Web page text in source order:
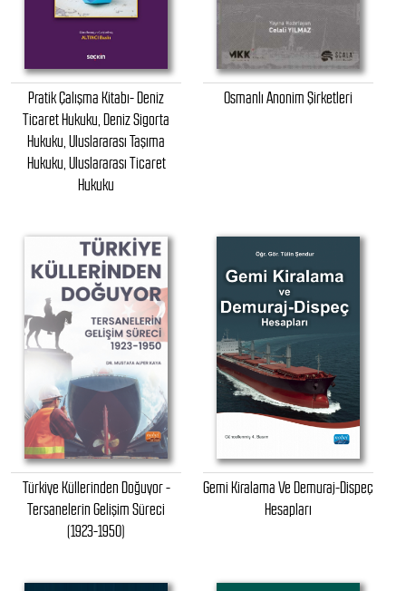
Pratik Çalışma Kitabı- Deniz
Ticaret Hukuku, Deniz Sigorta
Hukuku, Uluslararası Taşıma
Hukuku, Uluslararası Ticaret
Hukuku
Osmanlı Anonim Şirketleri
Türkiye Küllerinden Doğuyor -
Tersanelerin Gelişim Süreci
(1923-1950)
Gemi Kiralama Ve Demuraj-Dispeç
Hesapları